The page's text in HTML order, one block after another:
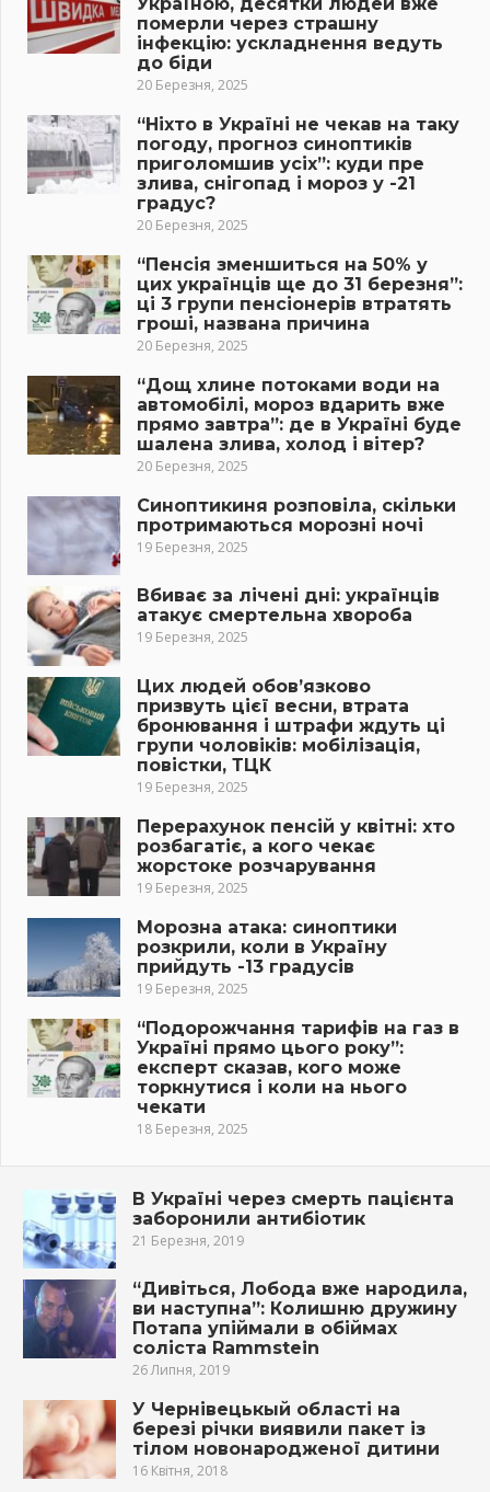
померли через страшну
інфекцію: ускладнення ведуть
до біди
20 Березня, 2025
“Ніхто в Україні не чекав на таку
погоду, прогноз синоптиків
приголомшив усіх”: куди пре
злива, снігопад і мороз у -21
градус?
20 Березня, 2025
“Пенсія зменшиться на 50% у
цих українців ще до 31 березня”:
ці 3 групи пенсіонерів втратять
гроші, названа причина
20 Березня, 2025
“Дощ хлине потоками води на
автомобілі, мороз вдарить вже
прямо завтра”: де в Україні буде
шалена злива, холод і вітер?
20 Березня, 2025
Синоптикиня розповіла, скільки
протримаються морозні ночі
19 Березня, 2025
Вбиває за лічені дні: українців
атакує смертельна хвороба
19 Березня, 2025
Цих людей обов’язково
призвуть цієї весни, втрата
бронювання і штрафи ждуть ці
групи чоловіків: мобілізація,
повістки, ТЦК
19 Березня, 2025
Перерахунок пенсій у квітні: хто
розбагатіє, а кого чекає
жорстоке розчарування
19 Березня, 2025
Морозна атака: синоптики
розкрили, коли в Україну
прийдуть -13 градусів
19 Березня, 2025
“Подорожчання тарифів на газ в
Україні прямо цього року”:
експерт сказав, кого може
торкнутися і коли на нього
чекати
18 Березня, 2025
В Україні через смерть пацієнта
заборонили антибіотик
21 Березня, 2019
“Дивіться, Лобода вже народила,
ви наступна”: Колишню дружину
Потапа упіймали в обіймах
соліста Rammstein
26 Липня, 2019
У Чернівецькый області на
березі річки виявили пакет із
тiлом новонародженої дитини
16 Квітня, 2018